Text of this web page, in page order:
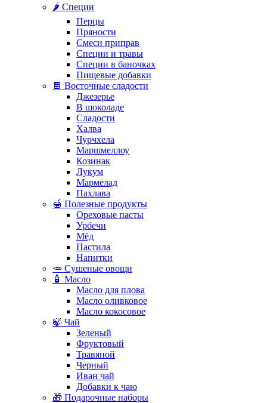
🌶️ Специи
Перцы
Пряности
Смеси приправ
Специи и травы
Специи в баночках
Пищевые добавки
🍫 Восточные сладости
Джезерье
В шоколаде
Сладости
Халва
Чурчхела
Маршмеллоу
Козинак
Лукум
Мармелад
Пахлава
🍯 Полезные продукты
Ореховые пасты
Урбечи
Мёд
Пастила
Напитки
🥕 Сушеные овощи
🧴 Масло
Масло для плова
Масло оливковое
Масло кокосовое
🍃 Чай
Зеленый
Фруктовый
Травяной
Черный
Иван чай
Добавки к чаю
🎁 Подарочные наборы